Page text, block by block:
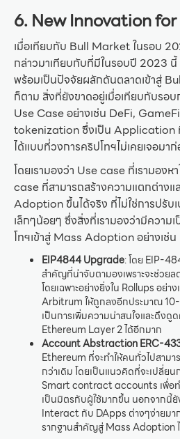
6. New Innovation
เมื่อเทียบกับ Bull Market ในรอบ
กล่าวมาเทียบกับที่มีในรอบปี 2023 นี้
พร้อมเป็นปัจจัยผลักดันตลาดเข้าสู่
ก็ตาม สิ่งที่ยังขาดอยู่เมื่อเทียบกับรอ
Use Case อย่างเช่น DeFi,
tokenization ซึ่งเป็น Application
ได้แบบที่วงการคริปโทฯไม่เคยเจอมา
โดยเรามองว่า Use case ที่เรามอง
case ที่สามารถสร้างความแตกต่างแ
Adoption ขึ้นได้จริง ที่ไม่ใช่การปรับ
เล็กๆน้อยๆ ซึ่งสิ่งที่เรามองว่ามีความ
โทฯเข้าสู่ Mass Adoption อย่างเช่น
EIP4844 Upgrade: โดย EIP-
สำคัญที่น่าจับตามองเพราะจะช่วย
โดยเฉพาะอย่างยิ่งใน Rollups อย่า
Arbitrum ให้ถูกลงอีกประมาณ 10-
เป็นการเพิ่มความน่าสนใจและดึงดู
Ethereum Layer 2 ได้อีกมาก
Account Abstraction ERC-
Ethereum ที่จะทำให้คนทั่วไปสามา
กว่าเดิม โดยเป็นแนวคิดที่จะเปลี่ยน
Smart contract accounts เพื่อท
เป็นมิตรกับผู้ใช้มากขึ้น นอกจากนี้ยั
Interact กับ DApps ต่างๆง่ายมา
รากฐานสำคัญสู่ Mass Adoption